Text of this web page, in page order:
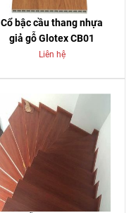
Cổ bậc cầu thang nhựa
giả gỗ Glotex CB01
Liên hệ